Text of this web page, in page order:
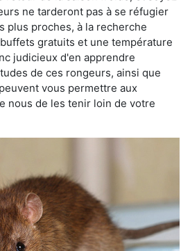
ne tarderont pas à se réfugier
plus proches, à la recherche
gratuits et une température
judicieux d'en apprendre
de ces rongeurs, ainsi que
vous permettre aux
nous de les tenir loin de votre